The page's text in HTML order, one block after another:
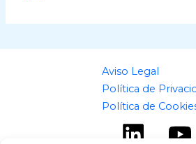
Aviso Legal
Política de
Política de